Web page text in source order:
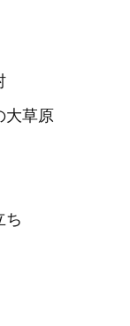
大草原
ち